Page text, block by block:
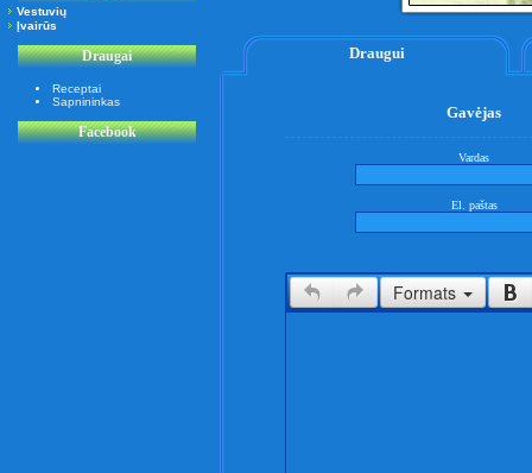
Vestuvių
Įvairūs
Draugai
Receptai
Sapnininkas
Facebook
Draugui
Gavėjas
Vardas
El. paštas
Formats